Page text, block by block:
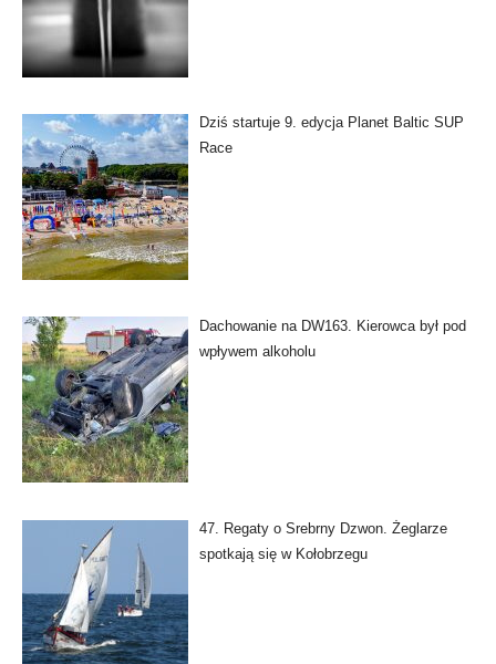
Dziś startuje 9. edycja Planet Baltic SUP
Race
Dachowanie na DW163. Kierowca był pod
wpływem alkoholu
47. Regaty o Srebrny Dzwon. Żeglarze
spotkają się w Kołobrzegu